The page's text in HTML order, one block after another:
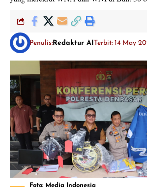
Penulis: Redaktur AITerbit: 14 May
Foto: Media Indonesia